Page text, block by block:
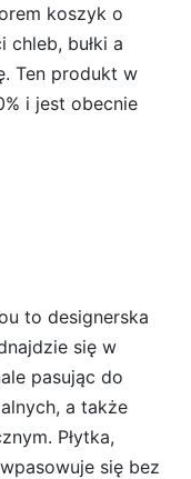
koszyk o
bułki a
Ten produkt w
i jest obecnie
to designerska
się w
pasując do
a także
Płytka,
się bez